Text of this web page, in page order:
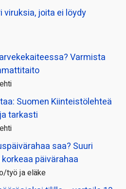
viruksia, joita ei löydy
Varmista
Suomen Kiinteistölehteä
tarkasti
saa? Suuri
päivärahaa
työ ja eläke